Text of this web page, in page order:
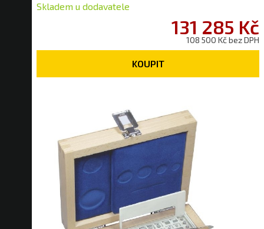
Skladem u dodavatele
131 285 Kč
108 500 Kč bez DPH
KOUPIT